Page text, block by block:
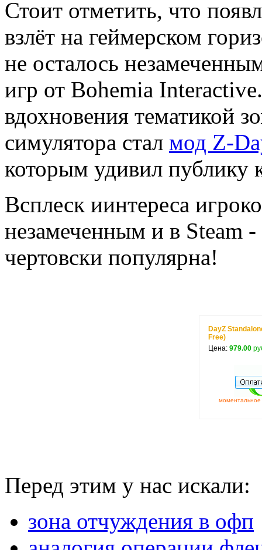
Стоит отметить, что
взлёт на геймерском
не осталось
игр от Bohemia
вдохновения тематикой
симулятора стал мод Z-
которым удивил публику
Всплеск иинтереса
незамеченным и в Steam
чертовски популярна!
DayZ
Free)
Цена: 979.00
моментальное
Перед этим у нас искали:
зона отчуждения в офп